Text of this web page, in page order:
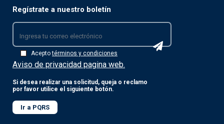
Regístrate a nuestro boletín
Aceptotérminos y condiciones
Aviso de privacidad pagina web.
Si desea realizar una solicitud, queja o reclamo
por favor utilice el siguiente botón.
Ir a PQRS